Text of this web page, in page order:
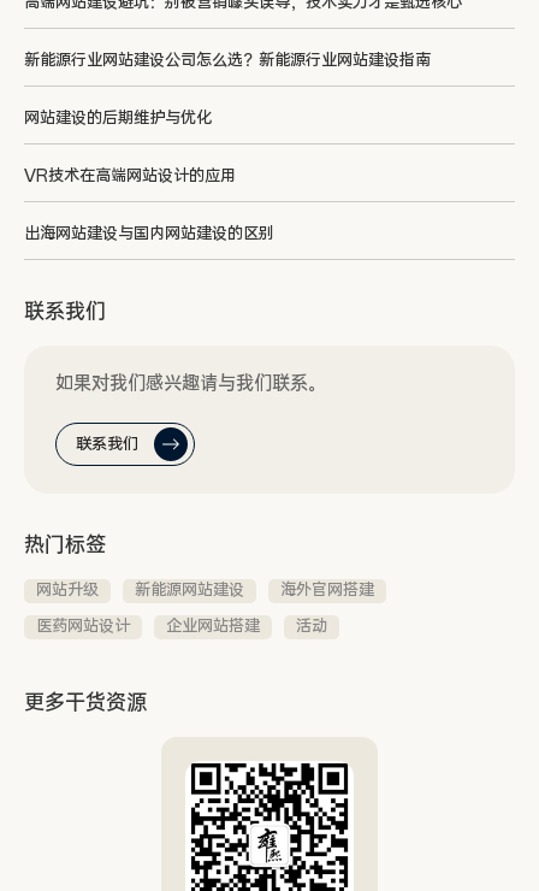
新能源行业网站建设公司怎么选？新能源行业网站建设指南
网站建设的后期维护与优化
VR技术在高端网站设计的应用
出海网站建设与国内网站建设的区别
联系我们
如果对我们感兴趣请与我们联系。
联系我们
热门标签
网站升级 新能源网站建设
海外官网搭建
医药网站设计
企业网站搭建 活动
更多干货资源